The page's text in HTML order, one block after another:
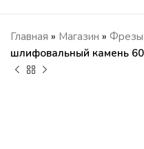
Главная » Магазин » Фрезы
шлифовальный камень